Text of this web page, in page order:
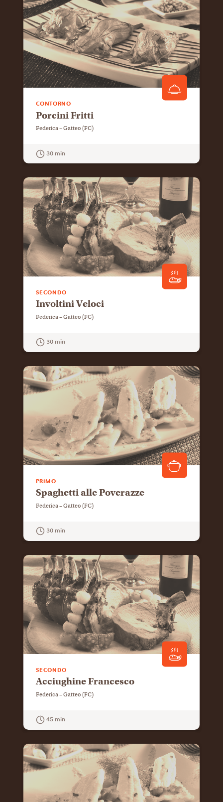
CONTORNO
Porcini Fritti
Federica – Gatteo (FC)
30 min
SECONDO
Involtini Veloci
Federica – Gatteo (FC)
30 min
PRIMO
Spaghetti alle Poverazze
Federica – Gatteo (FC)
30 min
SECONDO
Acciughine Francesco
Federica – Gatteo (FC)
45 min